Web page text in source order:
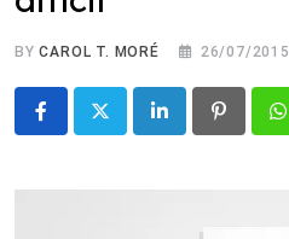
BYCAROL T. MORÉ 26/07/2015
LinkedIn Pinterest